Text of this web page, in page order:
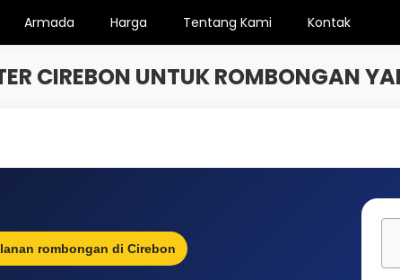
Armada Harga Tentang Kami Kontak
CIREBON UNTUK ROMBONGAN
rombongan di Cirebon